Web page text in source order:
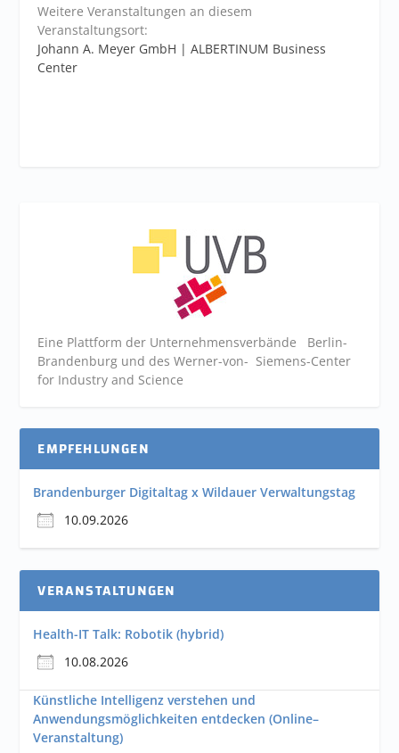
Weitere Veranstaltungen an diesem
Veranstaltungsort:
Johann A. Meyer GmbH | ALBERTINUM Business
Center
Eine Plattform der Unternehmensverbände Berlin-
Brandenburg und des Werner-von- Siemens-Center
for Industry and Science
EMPFEHLUNGEN
Brandenburger Digitaltag x Wildauer Verwaltungstag
10.09.2026
VERANSTALTUNGEN
Health-IT Talk: Robotik (hybrid)
10.08.2026
Künstliche Intelligenz verstehen und
Anwendungsmöglichkeiten entdecken (Online–
Veranstaltung)